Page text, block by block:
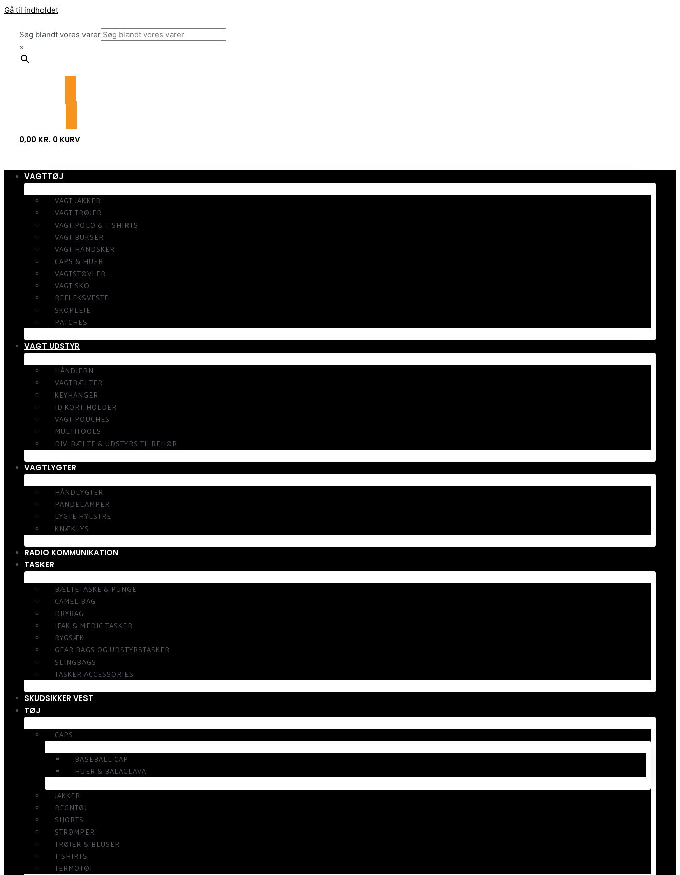
Gå til indholdet
Søg blandt vores varer
×
0,00 KR. 0 KURV
VAGTTØJ
VAGT JAKKER
VAGT TRØJER
VAGT POLO & T-SHIRTS
VAGT BUKSER
VAGT HANDSKER
CAPS & HUER
VAGTSTØVLER
VAGT SKO
REFLEKSVESTE
SKOPLEJE
PATCHES
VAGT UDSTYR
HÅNDJERN
VAGTBÆLTER
KEYHANGER
ID KORT HOLDER
VAGT POUCHES
MULTITOOLS
DIV. BÆLTE & UDSTYRS TILBEHØR
VAGTLYGTER
HÅNDLYGTER
PANDELAMPER
LYGTE HYLSTRE
KNÆKLYS
RADIO KOMMUNIKATION
TASKER
BÆLTETASKE & PUNGE
CAMEL BAG
DRYBAG
IFAK & MEDIC TASKER
RYGSÆK
GEAR BAGS OG UDSTYRSTASKER
SLINGBAGS
TASKER ACCESSORIES
SKUDSIKKER VEST
TØJ
CAPS
BASEBALL CAP
HUER & BALACLAVA
JAKKER
REGNTØJ
SHORTS
STRØMPER
TRØJER & BLUSER
T-SHIRTS
TERMOTØJ